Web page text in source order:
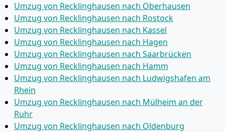
Umzug von Recklinghausen nach Oberhausen
Umzug von Recklinghausen nach Rostock
Umzug von Recklinghausen nach Kassel
Umzug von Recklinghausen nach Hagen
Umzug von Recklinghausen nach Saarbrücken
Umzug von Recklinghausen nach Hamm
Umzug von Recklinghausen nach Ludwigshafen am
Rhein
Umzug von Recklinghausen nach Mülheim an der
Ruhr
Umzug von Recklinghausen nach Oldenburg